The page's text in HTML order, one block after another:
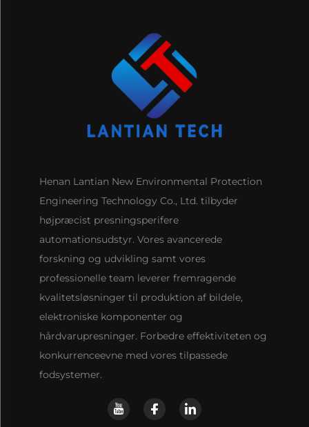
Henan Lantian New Environmental Protection
Engineering Technology Co., Ltd. tilbyder
højpræcist presningsperifere
automationsudstyr. Vores avancerede
forskning og udvikling samt vores
professionelle team leverer fremragende
kvalitetsløsninger til produktion af bildele,
elektroniske komponenter og
hårdvarupresninger. Forbedre effektiviteten og
konkurrenceevne med vores tilpassede
fodsystemer.